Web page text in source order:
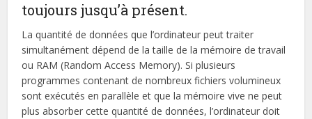
toujours jusqu’à présent.
La quantité de données que l’ordinateur peut traiter
simultanément dépend de la taille de la mémoire de travail
ou RAM (Random Access Memory). Si plusieurs
programmes contenant de nombreux fichiers volumineux
sont exécutés en parallèle et que la mémoire vive ne peut
plus absorber cette quantité de données, l’ordinateur doit